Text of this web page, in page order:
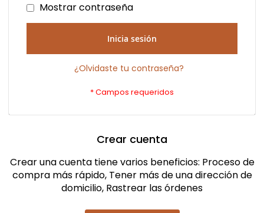
Mostrar contraseña
Inicia sesión
¿Olvidaste tu contraseña?
Crear cuenta
Crear una cuenta tiene varios beneficios: Proceso de
compra más rápido, Tener más de una dirección de
domicilio, Rastrear las órdenes